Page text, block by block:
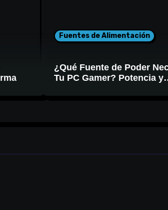
Fuentes de Alimentación
¿Qué Fuente de Poder
Tu PC Gamer? Potencia y